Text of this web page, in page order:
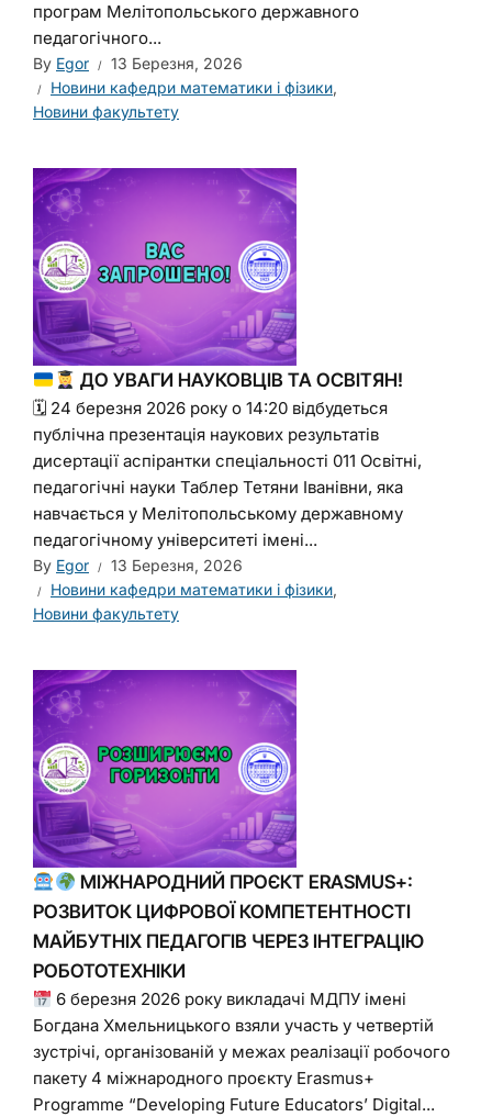
програм Мелітопольського державного
педагогічного...
By Egor
13 Березня, 2026
Новини кафедри математики і фізики,
Новини факультету
ДО УВАГИ НАУКОВЦІВ ТА ОСВІТЯН!
🗓 24 березня 2026 року о 14:20 відбудеться
публічна презентація наукових результатів
дисертації аспірантки спеціальності 011 Освітні,
педагогічні науки Таблер Тетяни Іванівни, яка
навчається у Мелітопольському державному
педагогічному університеті імені...
By Egor
13 Березня, 2026
Новини кафедри математики і фізики,
Новини факультету
МІЖНАРОДНИЙ ПРОЄКТ ERASMUS+:
РОЗВИТОК ЦИФРОВОЇ КОМПЕТЕНТНОСТІ
МАЙБУТНІХ ПЕДАГОГІВ ЧЕРЕЗ ІНТЕГРАЦІЮ
РОБОТОТЕХНІКИ
6 березня 2026 року викладачі МДПУ імені
Богдана Хмельницького взяли участь у четвертій
зустрічі, організованій у межах реалізації робочого
пакету 4 міжнародного проєкту Erasmus+
Programme “Developing Future Educators’ Digital...